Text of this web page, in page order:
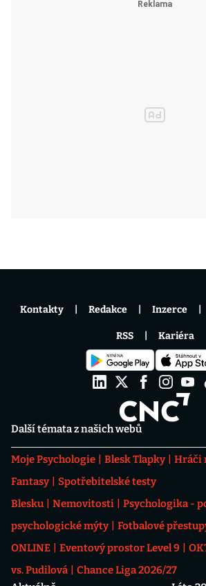
Další témata z našich webů
Moje Psychologie Blesk Tlapky Hráči
Fantasy
Spotřebitelské testy
Blesku
Nemovitosti
Psychologika -
psychologické mýty
Fotbalové
ONLINE
Eventový prostor Level 9
vs. Pudilová
Chance Liga 2026/27
Kontakty Redakce Inzerce
RSS Kariéra